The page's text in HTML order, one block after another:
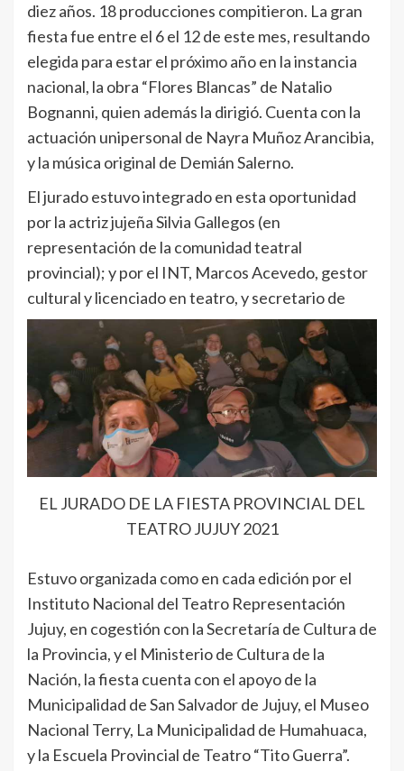
diez años. 18 producciones compitieron. La gran
fiesta fue entre el 6 el 12 de este mes, resultando
elegida para estar el próximo año en la instancia
nacional, la obra “Flores Blancas” de Natalio
Bognanni, quien además la dirigió. Cuenta con la
actuación unipersonal de Nayra Muñoz Arancibia,
y la música original de Demián Salerno.
El jurado estuvo integrado en esta oportunidad
por la actriz jujeña Silvia Gallegos (en
representación de la comunidad teatral
provincial); y por el INT, Marcos Acevedo, gestor
cultural y licenciado en teatro, y secretario de
EL JURADO DE LA FIESTA PROVINCIAL DEL
TEATRO JUJUY 2021
Estuvo organizada como en cada edición por el
Instituto Nacional del Teatro Representación
Jujuy, en cogestión con la Secretaría de Cultura de
la Provincia, y el Ministerio de Cultura de la
Nación, la fiesta cuenta con el apoyo de la
Municipalidad de San Salvador de Jujuy, el Museo
Nacional Terry, La Municipalidad de Humahuaca,
y la Escuela Provincial de Teatro “Tito Guerra”.